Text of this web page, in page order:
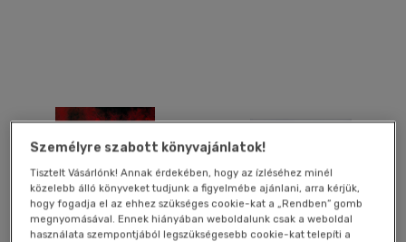
Személyre szabott könyvajánlatok!
Tisztelt Vásárlónk! Annak érdekében, hogy az ízléséhez minél
közelebb álló könyveket tudjunk a figyelmébe ajánlani, arra kérjük,
hogy fogadja el az ehhez szükséges cookie-kat a „Rendben” gomb
megnyomásával. Ennek hiányában weboldalunk csak a weboldal
használata szempontjából legszükségesebb cookie-kat telepíti a